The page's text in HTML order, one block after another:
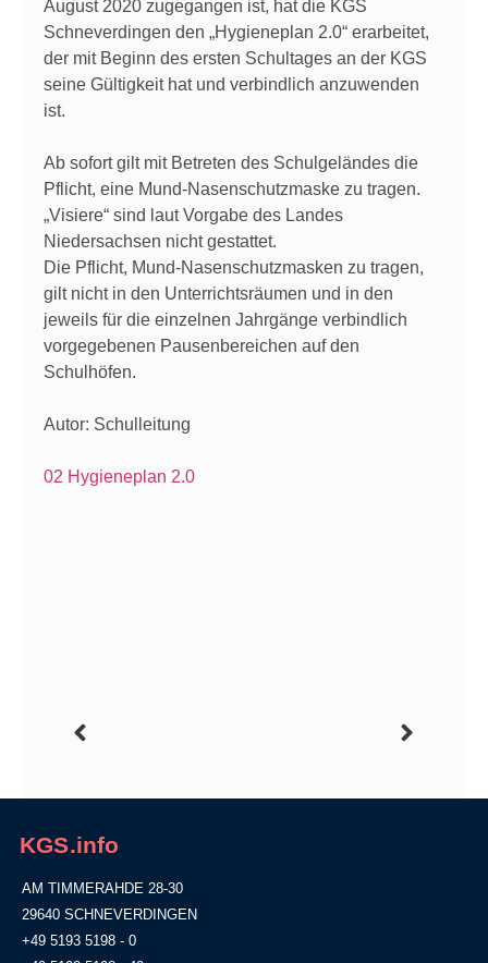
August 2020 zugegangen ist, hat die KGS
Schneverdingen den „Hygieneplan 2.0“ erarbeitet,
der mit Beginn des ersten Schultages an der KGS
seine Gültigkeit hat und verbindlich anzuwenden
ist.
Ab sofort gilt mit Betreten des Schulgeländes die
Pflicht, eine Mund-Nasenschutzmaske zu tragen.
„Visiere“ sind laut Vorgabe des Landes
Niedersachsen nicht gestattet.
Die Pflicht, Mund-Nasenschutzmasken zu tragen,
gilt nicht in den Unterrichtsräumen und in den
jeweils für die einzelnen Jahrgänge verbindlich
vorgegebenen Pausenbereichen auf den
Schulhöfen.
Autor: Schulleitung
02 Hygieneplan 2.0
KGS.info
AM TIMMERAHDE 28-30
29640 SCHNEVERDINGEN
+49 5193 5198 - 0